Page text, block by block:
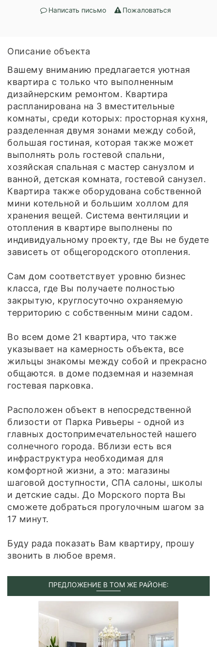
Написать письмо Пожаловаться
Описание объекта
Вашему вниманию предлагается уютная
квартира с только что выполненным
дизайнерским ремонтом. Квартира
распланирована на 3 вместительные
комнаты, среди которых: просторная кухня,
разделенная двумя зонами между собой,
большая гостиная, которая также может
выполнять роль гостевой спальни,
хозяйская спальная с мастер санузлом и
ванной, детская комната, гостевой санузел.
Квартира также оборудована собственной
мини котельной и большим холлом для
хранения вещей. Система вентиляции и
отопления в квартире выполнены по
индивидуальному проекту, где Вы не будете
зависеть от общегородского отопления.
Сам дом соответствует уровню бизнес
класса, где Вы получаете полностью
закрытую, круглосуточно охраняемую
территорию с собственным мини садом.
Во всем доме 21 квартира, что также
указывает на камерность объекта, все
жильцы знакомы между собой и прекрасно
общаются. в доме подземная и наземная
гостевая парковка.
Расположен объект в непосредственной
близости от Парка Ривьеры - одной из
главных достопримечательностей нашего
солнечного города. Вблизи есть вся
инфраструктура необходимая для
комфортной жизни, а это: магазины
шаговой доступности, СПА салоны, школы
и детские сады. До Морского порта Вы
сможете добраться прогулочным шагом за
17 минут.
Буду рада показать Вам квартиру, прошу
звонить в любое время.
ПРЕДЛОЖЕНИЕ В ТОМ ЖЕ РАЙОНЕ: